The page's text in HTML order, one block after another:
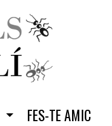
FES-TE AMIC